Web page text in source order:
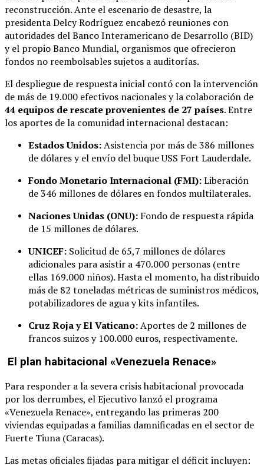
reconstrucción. Ante el escenario de desastre, la
presidenta Delcy Rodríguez encabezó reuniones con
autoridades del Banco Interamericano de Desarrollo (BID)
y el propio Banco Mundial, organismos que ofrecieron
fondos no reembolsables sujetos a auditorías.
El despliegue de respuesta inicial contó con la intervención
de más de 19.000 efectivos nacionales y la colaboración de
44 equipos de rescate provenientes de 27 países. Entre
los aportes de la comunidad internacional destacan:
Estados Unidos:Asistencia por más de 386 millones
de dólares y el envío del buque USS Fort Lauderdale.
Fondo Monetario Internacional (FMI):Liberación
de 346 millones de dólares en fondos multilaterales.
Naciones Unidas (ONU): Fondo de respuesta rápida
de 15 millones de dólares.
UNICEF: Solicitud de 65,7 millones de dólares
adicionales para asistir a 470.000 personas (entre
ellas 169.000 niños). Hasta el momento, ha distribuido
más de 82 toneladas métricas de suministros médicos,
potabilizadores de agua y kits infantiles.
Cruz Roja y El Vaticano:Aportes de 2 millones de
francos suizos y 100.000 euros, respectivamente.
El plan habitacional «Venezuela Renace»
Para responder a la severa crisis habitacional provocada
por los derrumbes, el Ejecutivo lanzó el programa
«Venezuela Renace», entregando las primeras 200
viviendas equipadas a familias damnificadas en el sector de
Fuerte Tiuna (Caracas).
Las metas oficiales fijadas para mitigar el déficit incluyen: